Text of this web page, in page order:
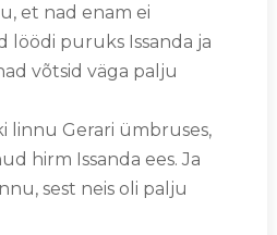
et nad enam ei
löödi puruks Issanda ja
võtsid väga palju
linnu Gerari ümbruses,
hirm Issanda ees. Ja
sest neis oli palju